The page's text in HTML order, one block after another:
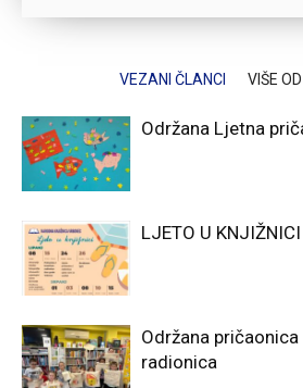
VEZANI ČLANCI VIŠE
Održana Ljetna
LJETO U KNJIŽNICI
Održana
radionica